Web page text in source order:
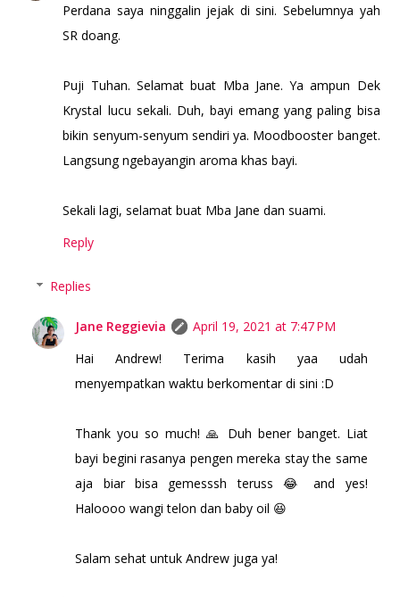
Perdana saya ninggalin jejak di sini. Sebelumnya yah
SR doang.
Puji Tuhan. Selamat buat Mba Jane. Ya ampun Dek
Krystal lucu sekali. Duh, bayi emang yang paling bisa
bikin senyum-senyum sendiri ya. Moodbooster banget.
Langsung ngebayangin aroma khas bayi.
Sekali lagi, selamat buat Mba Jane dan suami.
Reply
Replies
Jane Reggievia
April 19, 2021 at 7:47 PM
Hai Andrew! Terima kasih yaa udah
menyempatkan waktu berkomentar di sini :D
Thank you so much! 🙏 Duh bener banget. Liat
bayi begini rasanya pengen mereka stay the same
aja biar bisa gemesssh teruss 😂 and yes!
Haloooo wangi telon dan baby oil 😆
Salam sehat untuk Andrew juga ya!